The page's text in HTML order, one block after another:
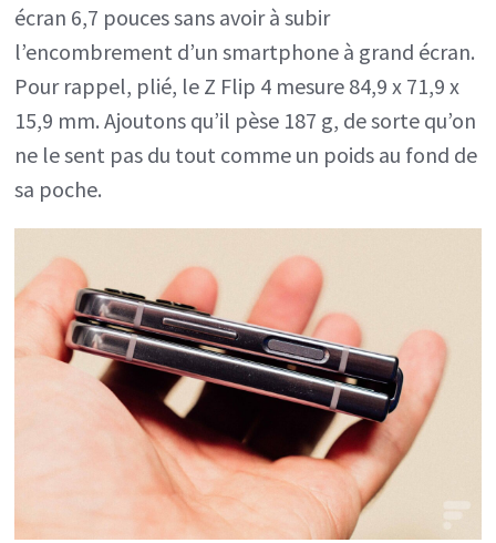
écran 6,7 pouces sans avoir à subir
l’encombrement d’un smartphone à grand écran.
Pour rappel, plié, le Z Flip 4 mesure 84,9 x 71,9 x
15,9 mm. Ajoutons qu’il pèse 187 g, de sorte qu’on
ne le sent pas du tout comme un poids au fond de
sa poche.